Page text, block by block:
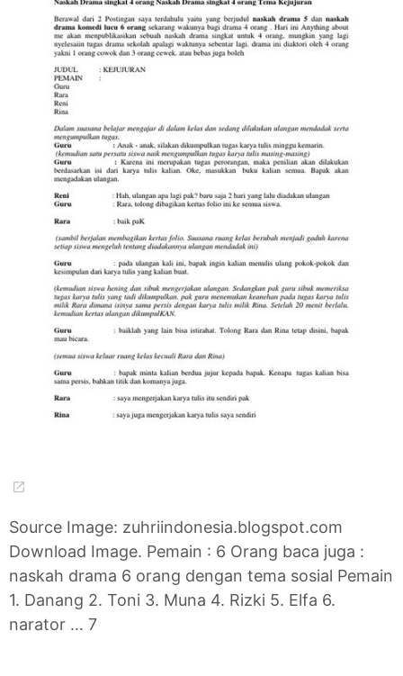
Source Image: zuhriindonesia.blogspot.com
Download Image. Pemain : 6 Orang baca juga :
naskah drama 6 orang dengan tema sosial Pemain
1. Danang 2. Toni 3. Muna 4. Rizki 5. Elfa 6.
narator … 7